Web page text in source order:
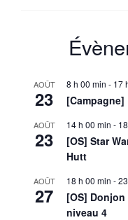
AOÛT
23
8 h 00 min - 17
AOÛT
23
14 h 00 min -
[OS] Star
Hutt
AOÛT
27
18 h 00 min -
[OS]
niveau 4